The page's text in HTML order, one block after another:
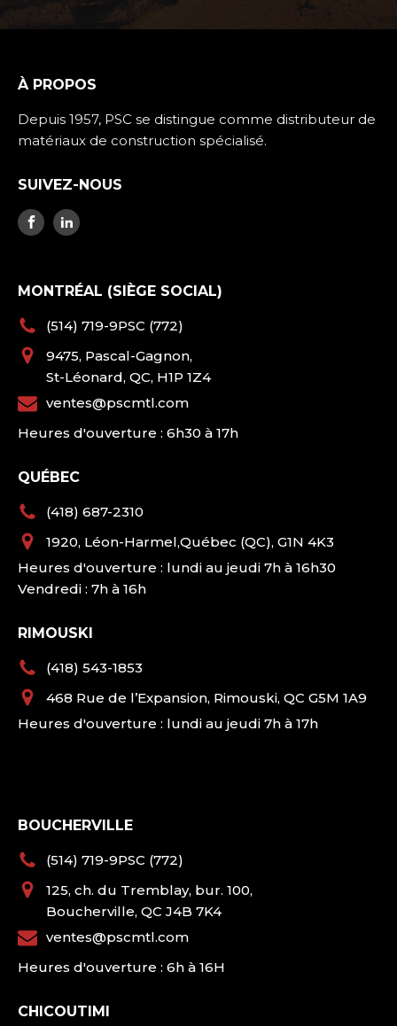
À PROPOS
Depuis 1957, PSC se distingue comme distributeur de
matériaux de construction spécialisé.
SUIVEZ-NOUS
MONTRÉAL (SIÈGE SOCIAL)
(514) 719-9PSC (772)
9475, Pascal-Gagnon,
St-Léonard, QC, H1P 1Z4
ventes@pscmtl.com
Heures d'ouverture : 6h30 à 17h
QUÉBEC
(418) 687-2310
1920, Léon-Harmel,Québec (QC), G1N 4K3
Heures d'ouverture : lundi au jeudi 7h à 16h30
Vendredi : 7h à 16h
RIMOUSKI
(418) 543-1853
468 Rue de l’Expansion, Rimouski, QC G5M 1A9
Heures d'ouverture : lundi au jeudi 7h à 17h
BOUCHERVILLE
(514) 719-9PSC (772)
125, ch. du Tremblay, bur. 100,
Boucherville, QC J4B 7K4
ventes@pscmtl.com
Heures d'ouverture : 6h à 16H
CHICOUTIMI